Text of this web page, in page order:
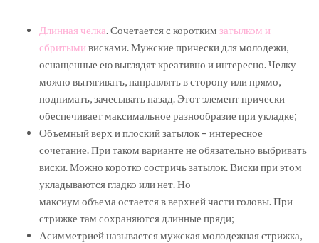
Длинная челка. Сочетается с коротким затылком и
сбритыми висками. Мужские прически для молодежи,
оснащенные ею выглядят креативно и интересно. Челку
можно вытягивать, направлять в сторону или прямо,
поднимать, зачесывать назад. Этот элемент прически
обеспечивает максимальное разнообразие при укладке;
Объемный верх и плоский затылок – интересное
сочетание. При таком варианте не обязательно выбривать
виски. Можно коротко состричь затылок. Виски при этом
укладываются гладко или нет. Но
максиум объема остается в верхней части головы. При
стрижке там сохраняются длинные пряди;
Асимметрией называется мужская молодежная стрижка,